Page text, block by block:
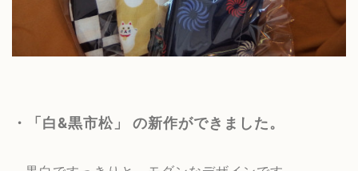
・「白&黒市松」 の新作ができました。